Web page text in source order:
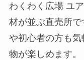
わくわく広場 ユ
材が並ぶ直売所
や初心者の方も
物が楽しめます。